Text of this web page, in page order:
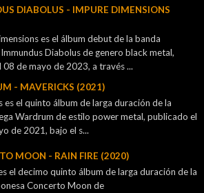
DIABOLUS - IMPURE DIMENSIONS
es el álbum debut de la banda
Diabolus de genero black metal,
08 de mayo de 2023, a través ...
- MAVERICKS (2021)
es el quinto álbum de larga duración de la
Wardrum de estilo power metal, publicado el
de 2021, bajo el s...
MOON - RAIN FIRE (2020)
el decimo quinto álbum de larga duración de la
Concerto Moon de